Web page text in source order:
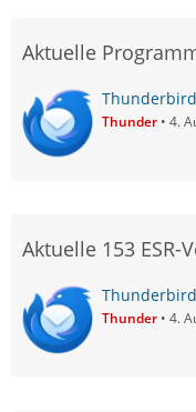
Aktuelle
Thunder 4.
Aktuelle 153 ESR-
Thunder 4.